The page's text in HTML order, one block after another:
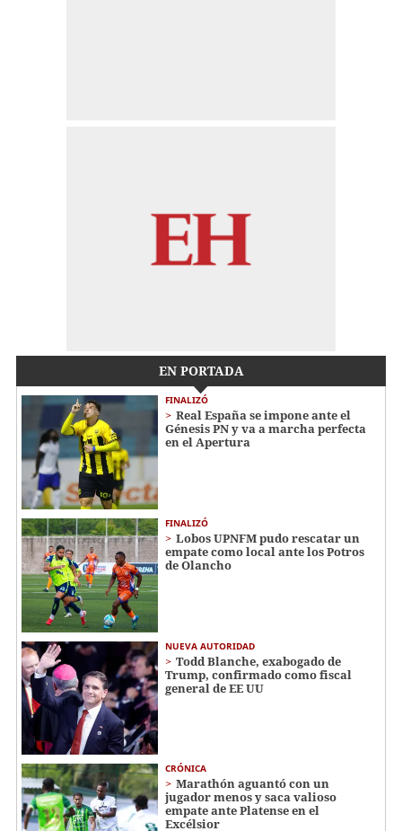
EN PORTADA
FINALIZÓ
Real España se impone ante el
Génesis PN y va a marcha perfecta
en el Apertura
FINALIZÓ
Lobos UPNFM pudo rescatar un
empate como local ante los Potros
de Olancho
NUEVA AUTORIDAD
Todd Blanche, exabogado de
Trump, confirmado como fiscal
general de EE UU
CRÓNICA
Marathón aguantó con un
jugador menos y saca valioso
empate ante Platense en el
Excélsior